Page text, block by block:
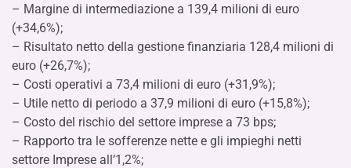
– Margine di intermediazione a 139,4 milioni di euro
(+34,6%);
– Risultato netto della gestione finanziaria 128,4 milioni di
euro (+26,7%);
– Costi operativi a 73,4 milioni di euro (+31,9%);
– Utile netto di periodo a 37,9 milioni di euro (+15,8%);
– Costo del rischio del settore imprese a 73 bps;
– Rapporto tra le sofferenze nette e gli impieghi netti
settore Imprese all’1,2%;